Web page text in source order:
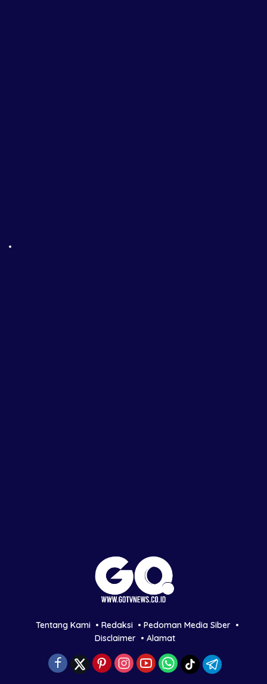
Tentang Kami Redaksi
Pedoman Media Siber
Disclaimer
Alamat